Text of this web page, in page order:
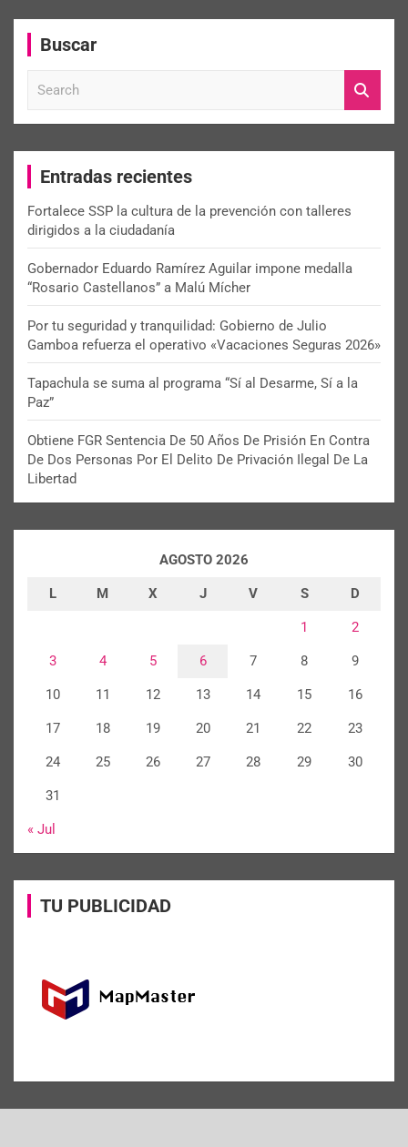
Buscar
c
Entradas recientes
Fortalece SSP la cultura de la prevención con talleres
dirigidos a la ciudadanía
Gobernador Eduardo Ramírez Aguilar impone medalla
“Rosario Castellanos” a Malú Mícher
Por tu seguridad y tranquilidad: Gobierno de Julio
Gamboa refuerza el operativo «Vacaciones Seguras 2026»
Tapachula se suma al programa “Sí al Desarme, Sí a la
Paz”
Obtiene FGR Sentencia De 50 Años De Prisión En Contra
De Dos Personas Por El Delito De Privación Ilegal De La
Libertad
AGOSTO 2026
L M X J V S D
1 2
3 4 5 6 7 8 9
10 11 12 13 14 15 16
17 18 19 20 21 22 23
24 25 26 27 28 29 30
31
« Jul
TU PUBLICIDAD